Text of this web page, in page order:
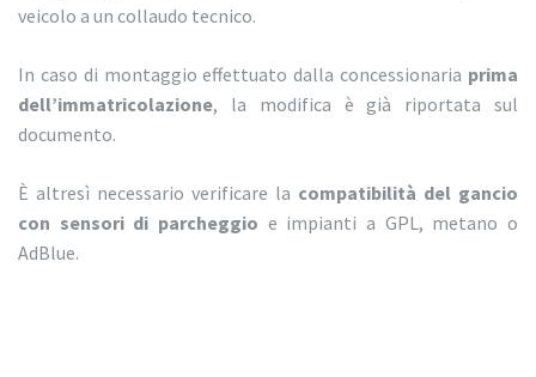
veicolo a un collaudo tecnico.
In caso di montaggio effettuato dalla concessionaria prima
dell’immatricolazione, la modifica è già riportata sul
documento.
È altresì necessario verificare la compatibilità del gancio
con sensori di parcheggio e impianti a GPL, metano o
AdBlue.